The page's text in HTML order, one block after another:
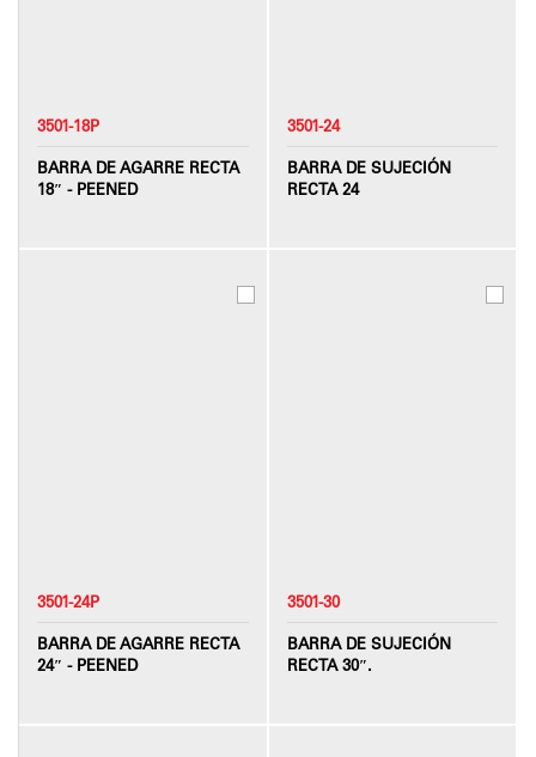
3501-18P
BARRA DE AGARRE RECTA
18″ - PEENED
3501-24
BARRA DE SUJECIÓN
RECTA 24
3501-24P
BARRA DE AGARRE RECTA
24″ - PEENED
3501-30
BARRA DE SUJECIÓN
RECTA 30″.